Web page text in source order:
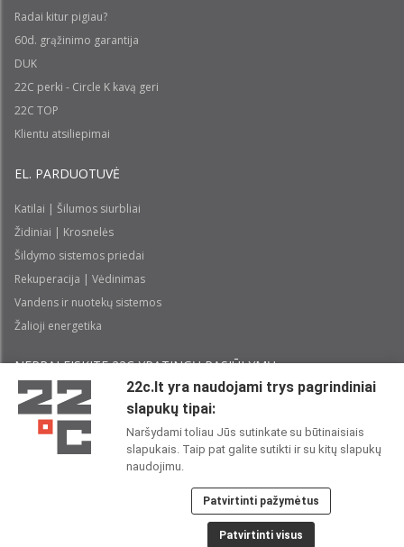
Radai kitur pigiau?
60d. grąžinimo garantija
DUK
22C perki - Circle K kavą geri
22C TOP
Klientu atsiliepimai
EL. PARDUOTUVĖ
Katilai | Šilumos siurbliai
Židiniai | Krosnelės
Šildymo sistemos priedai
Rekuperacija | Vėdinimas
Vandens ir nuotekų sistemos
Žalioji energetika
NEPRALEISKITE 22С YPATINGŲ PASIŪLYMŲ:
Perskaičiau ir sutinku su 22CPrivatumo politika
22C SOCIALINIUOSE TINKLUOSE:
22c.lt yra naudojami trys pagrindiniai
slapukų tipai:
Naršydami toliau Jūs sutinkate su būtinaisiais
slapukais. Taip pat galite sutikti ir su kitų slapukų
naudojimu.
Patvirtinti pažymėtus
Patvirtinti visus